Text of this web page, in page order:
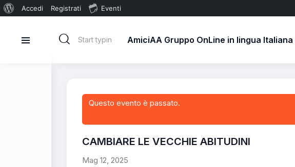
Accedi Registrati Eventi
AmiciAA Gruppo OnLine in lingua Italiana
Questo evento è passato.
CAMBIARE LE VECCHIE ABITUDINI
Mag 12, 2025